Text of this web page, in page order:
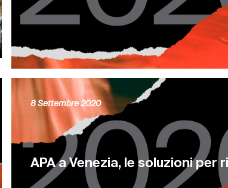
APA a Venezia, le soluzioni per
8 Settembre 2020